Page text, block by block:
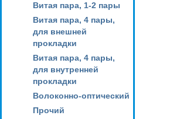
Витая пара, 1-2 пары
Витая пара, 4 пары,
для внешней
прокладки
Витая пара, 4 пары,
для внутренней
прокладки
Волоконно-оптический
Прочий